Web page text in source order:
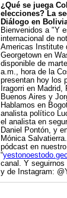
¿Qué se juega
elecciones? La
Diálogo en
Bienvenidos a "Y
internacional de
Americas Institute
Georgetown en
disponible de
a.m., hora de la
presentan hoy los
Iragorri en
Buenos Aires y
Hablamos en
analista político
el analista en
Daniel Pontón, y
Mónica
pódcast en
“
canal. Y
y de Instagram: